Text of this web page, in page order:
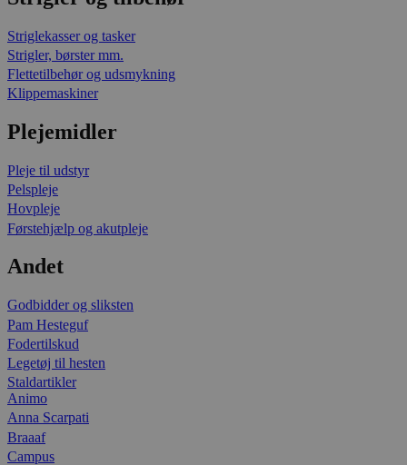
Striglekasser og tasker
Strigler, børster mm.
Flettetilbehør og udsmykning
Klippemaskiner
Plejemidler
Pleje til udstyr
Pelspleje
Hovpleje
Førstehjælp og akutpleje
Andet
Godbidder og sliksten
Pam Hesteguf
Fodertilskud
Legetøj til hesten
Staldartikler
Animo
Anna Scarpati
Braaaf
Campus